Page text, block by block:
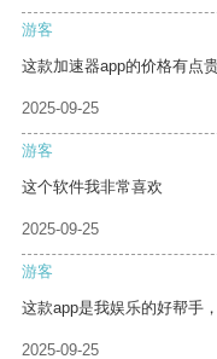
游客
这款加速器app的价格有点
2025-09-25
游客
这个软件我非常喜欢
2025-09-25
游客
这款app是我娱乐的好帮手
2025-09-25